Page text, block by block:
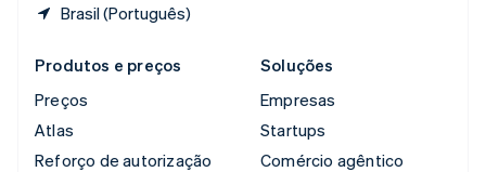
Brasil (Português)
Produtos e preços
Preços
Atlas
Reforço de autorização
Soluções
Empresas
Startups
Comércio agêntico